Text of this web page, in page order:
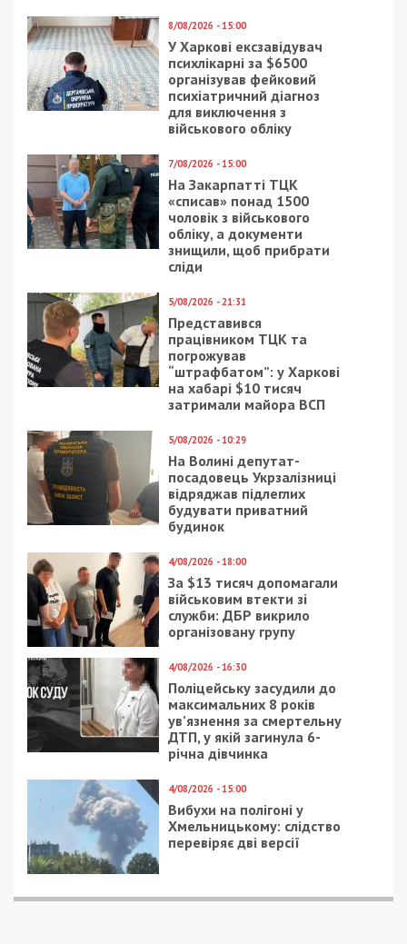
8/08/2026 - 15:00
У Харкові ексзавідувач
психлікарні за $6500
організував фейковий
психіатричний діагноз
для виключення з
військового обліку
7/08/2026 - 15:00
На Закарпатті ТЦК
«списав» понад 1500
чоловік з військового
обліку, а документи
знищили, щоб прибрати
сліди
5/08/2026 - 21:31
Представився
працівником ТЦК та
погрожував
“штрафбатом”: у Харкові
на хабарі $10 тисяч
затримали майора ВСП
5/08/2026 - 10:29
На Волині депутат-
посадовець Укрзалізниці
відряджав підлеглих
будувати приватний
будинок
4/08/2026 - 18:00
За $13 тисяч допомагали
військовим втекти зі
служби: ДБР викрило
організовану групу
4/08/2026 - 16:30
Поліцейську засудили до
максимальних 8 років
ув’язнення за смертельну
ДТП, у якій загинула 6-
річна дівчинка
4/08/2026 - 15:00
Вибухи на полігоні у
Хмельницькому: слідство
перевіряє дві версії